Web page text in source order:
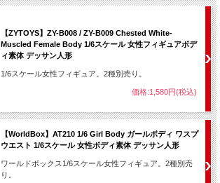
【ZYTOYS】ZY-B008 / ZY-B009 Chested White-
Muscled Female Body 1/6スケール 女性フィギュアボデ
ィ素体 デッサン人形
1/6スケール女性フィギュア。2種別売り。
価格:1,580円(税込)
【WorldBox】AT210 1/6 Girl Body ガールボディ ワスプ
ウエスト 1/6スケール 女性ボディ素体 デッサン人形
ワールドボックス1/6スケール女性フィギュア。2種別売
り。